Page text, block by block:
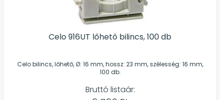
Celo 916UT lőhető bilincs, 100 db
Celo bilincs, lőhető, Ø: 16 mm, hossz: 23 mm, szélesség: 16 mm,
100 db.
Bruttó listaár: